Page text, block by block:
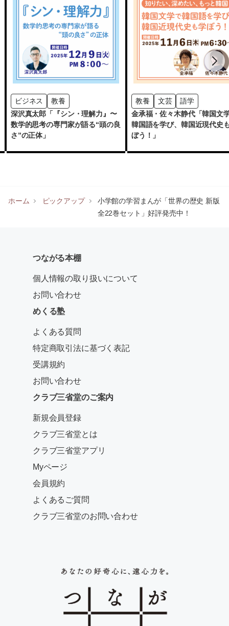
ビジネス
教養
深沢真太郎「『シン・理解力』〜
数学的思考の専門家が語る“頭の良
さ”の正体」
教養 文芸
語学
金承福・佐々木静代「韓国文
韓国語を学び、韓国近現代史
ぼう！」
ホーム ピックアップ
小学館の学習まんが「世界の歴史 新版
全22巻セット」好評発売中！
つながる本棚
個人情報の取り扱いについて
お問い合わせ
めくる塾
よくある質問
特定商取引法に基づく表記
受講規約
お問い合わせ
クラブ三省堂のご案内
新規会員登録
クラブ三省堂とは
クラブ三省堂アプリ
Myページ
会員規約
よくあるご質問
クラブ三省堂のお問い合わせ